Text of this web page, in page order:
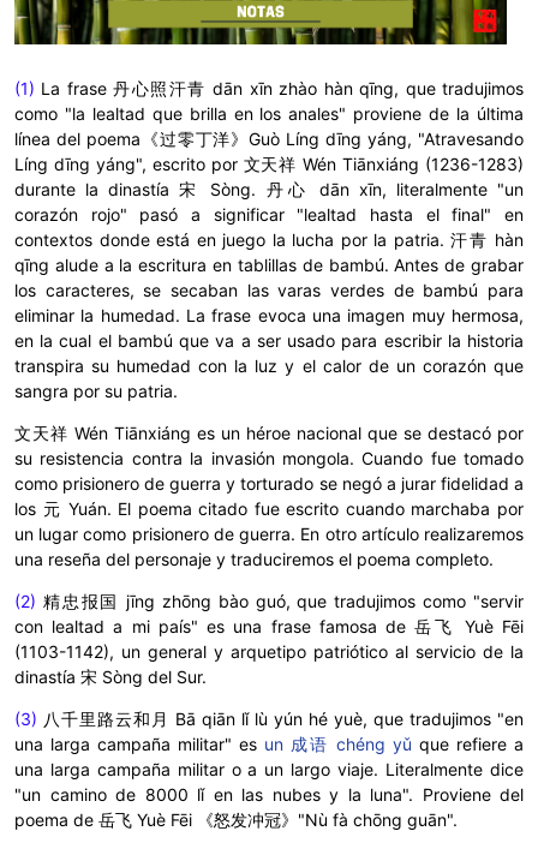
(1) La frase丹心照汗青dān xīn zhào hàn qīng, que tradujimos
como "la lealtad que brilla en los anales" proviene de la última
línea del poema《过零丁洋》Guò Líng dīng yáng, "Atravesando
Líng dīng yáng", escrito por 文天祥 Wén Tiānxiáng (1236-1283)
durante la dinastía 宋 Sòng. 丹心 dān xīn, literalmente "un
corazón rojo" pasó a significar "lealtad hasta el final" en
contextos donde está en juego la lucha por la patria.汗青 hàn
qīng alude a la escritura en tablillas de bambú. Antes de grabar
los caracteres, se secaban las varas verdes de bambú para
eliminar la humedad. La frase evoca una imagen muy hermosa,
en la cual el bambú que va a ser usado para escribir la historia
transpira su humedad con la luz y el calor de un corazón que
sangra por su patria.
文天祥 Wén Tiānxiáng es un héroe nacional que se destacó por
su resistencia contra la invasión mongola. Cuando fue tomado
como prisionero de guerra y torturado se negó a jurar fidelidad a
los 元 Yuán. El poema citado fue escrito cuando marchaba por
un lugar como prisionero de guerra. En otro artículo realizaremos
una reseña del personaje y traduciremos el poema completo.
(2) 精忠报国 jīng zhōng bào guó, que tradujimos como "servir
con lealtad a mi país"es una frase famosa de 岳飞 Yuè Fēi
(1103-1142), un general y arquetipo patriótico al servicio de la
dinastía 宋 Sòng del Sur.
(3) 八千里路云和月 Bā qiān lǐ lù yún hé yuè, que tradujimos "en
una larga campaña militar" es un 成语 chéng yǔ que refiere a
una larga campaña militar o a un largo viaje. Literalmente dice
"un camino de 8000 lǐ en las nubes y la luna". Proviene del
poema de 岳飞 Yuè Fēi 《怒发冲冠》"Nù fà chōng guān".